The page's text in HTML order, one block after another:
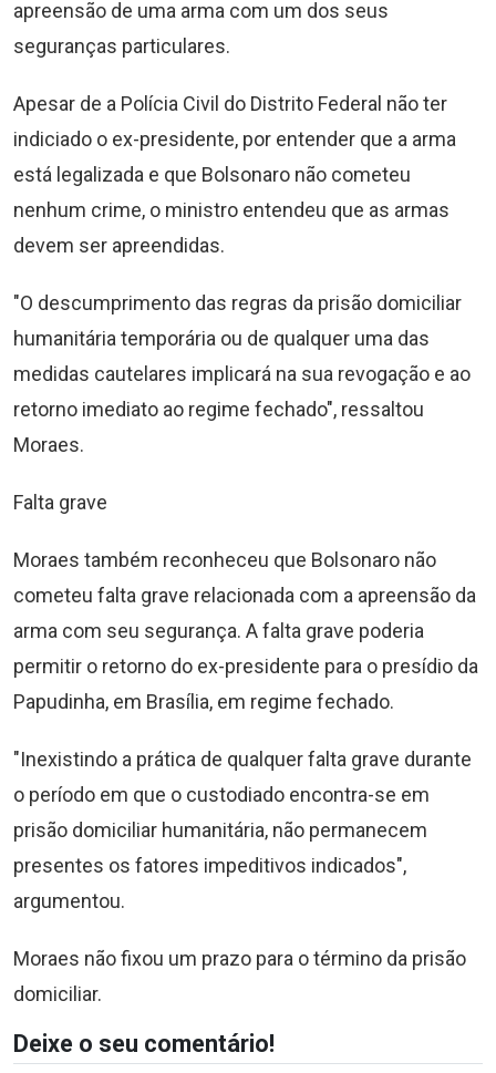
apreensão de uma arma com um dos seus
seguranças particulares.
Apesar de a Polícia Civil do Distrito Federal não ter
indiciado o ex-presidente, por entender que a arma
está legalizada e que Bolsonaro não cometeu
nenhum crime, o ministro entendeu que as armas
devem ser apreendidas.
"O descumprimento das regras da prisão domiciliar
humanitária temporária ou de qualquer uma das
medidas cautelares implicará na sua revogação e ao
retorno imediato ao regime fechado", ressaltou
Moraes.
Falta grave
Moraes também reconheceu que Bolsonaro não
cometeu falta grave relacionada com a apreensão da
arma com seu segurança. A falta grave poderia
permitir o retorno do ex-presidente para o presídio da
Papudinha, em Brasília, em regime fechado.
"Inexistindo a prática de qualquer falta grave durante
o período em que o custodiado encontra-se em
prisão domiciliar humanitária, não permanecem
presentes os fatores impeditivos indicados",
argumentou.
Moraes não fixou um prazo para o término da prisão
domiciliar.
Deixe o seu comentário!